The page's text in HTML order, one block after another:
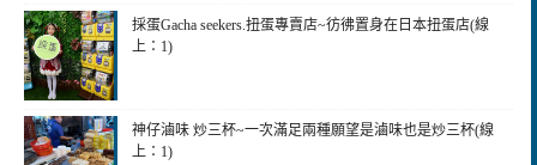
採蛋Gacha seekers.扭蛋專賣店~彷彿置身在日本扭蛋店(線
上：1)
神仔滷味 炒三杯~一次滿足兩種願望是滷味也是炒三杯(線
上：1)